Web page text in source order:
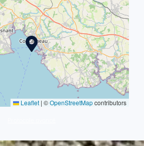
Leaflet | ©OpenStreetMapcontributors